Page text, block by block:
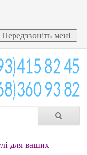
для ваших